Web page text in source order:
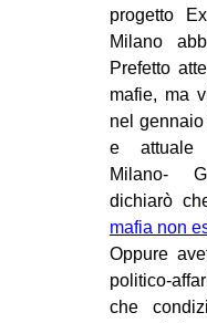
progetto
Milano
Prefetto
mafie, ma
nel
e attuale
Milano-
dichiarò
mafia non
Oppure
politico-
che